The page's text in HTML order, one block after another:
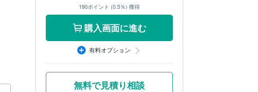
190ポイント (0.5％) 獲得
購入画面に進む
有料オプション
無料で見積り相談